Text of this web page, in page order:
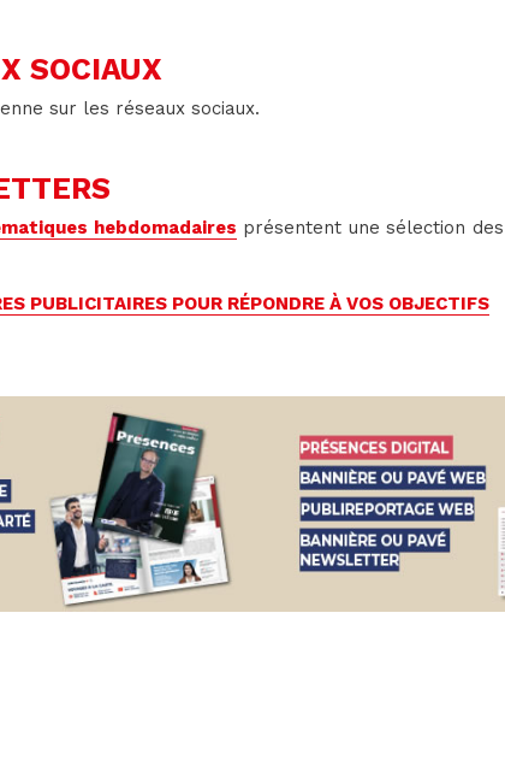
SOCIAUX
sur les réseaux sociaux.
hebdomadaires présentent une sélection
PUBLICITAIRES POUR RÉPONDRE À VOS OBJECTIFS